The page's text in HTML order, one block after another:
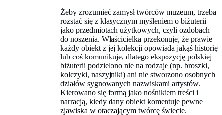
Żeby zrozumieć zamysł twórców muzeum, trzeba
rozstać się z klasycznym myśleniem o biżuterii
jako przedmiotach użytkowych, czyli ozdobach
do noszenia. Właścicielka przekonuje, że prawie
każdy obiekt z jej kolekcji opowiada jakąś historię
lub coś komunikuje, dlatego ekspozycję polskiej
biżuterii podzielono nie na rodzaje (np. broszki,
kolczyki, naszyjniki) ani nie stworzono osobnych
działów sygnowanych nazwiskami artystów.
Kierowano się formą jako nośnikiem treści i
narracją, kiedy dany obiekt komentuje pewne
zjawiska w otaczającym twórcę świecie.